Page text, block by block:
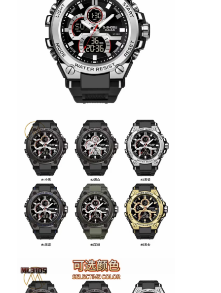
Χαλαζίας Wristwatch
Δερμάτινο ρολόι από χαλαζία
Ατσάλινο ρολόι με ζώνη
Ρολόι με λουρί από πυριτόνιο
Κυρία Κουάρτζ ρολόι
Άνδρες Κουάρτζου ρολόι
Φωτεινό ρολόι από χαλαζία
Ψηφιακό Sport Watch
Στυλάτο ρολόι για ζευγάρια
Παιδικά ρολόγια
Εναλλακτικά για ρολόγια